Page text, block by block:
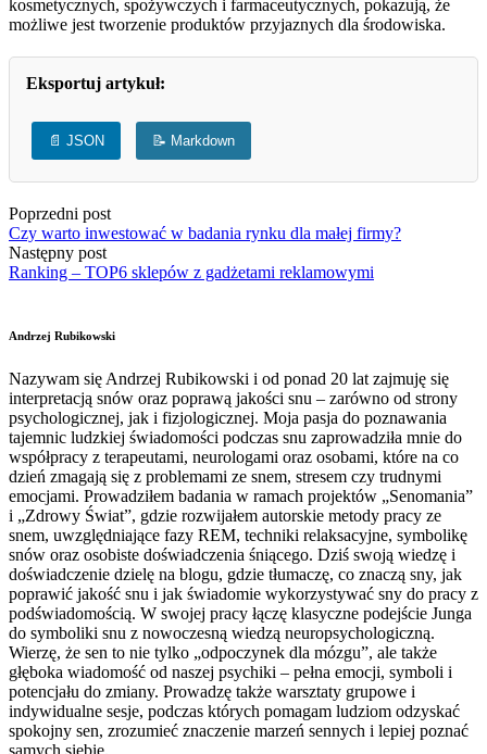
kosmetycznych, spożywczych i farmaceutycznych, pokazują, że
możliwe jest tworzenie produktów przyjaznych dla środowiska.
Eksportuj artykuł:
📄 JSON 📝 Markdown
Poprzedni post
Czy warto inwestować w badania rynku dla małej firmy?
Następny post
Ranking – TOP6 sklepów z gadżetami reklamowymi
Andrzej Rubikowski
Nazywam się Andrzej Rubikowski i od ponad 20 lat zajmuję się
interpretacją snów oraz poprawą jakości snu – zarówno od strony
psychologicznej, jak i fizjologicznej. Moja pasja do poznawania
tajemnic ludzkiej świadomości podczas snu zaprowadziła mnie do
współpracy z terapeutami, neurologami oraz osobami, które na co
dzień zmagają się z problemami ze snem, stresem czy trudnymi
emocjami. Prowadziłem badania w ramach projektów „Senomania”
i „Zdrowy Świat”, gdzie rozwijałem autorskie metody pracy ze
snem, uwzględniające fazy REM, techniki relaksacyjne, symbolikę
snów oraz osobiste doświadczenia śniącego. Dziś swoją wiedzę i
doświadczenie dzielę na blogu, gdzie tłumaczę, co znaczą sny, jak
poprawić jakość snu i jak świadomie wykorzystywać sny do pracy z
podświadomością. W swojej pracy łączę klasyczne podejście Junga
do symboliki snu z nowoczesną wiedzą neuropsychologiczną.
Wierzę, że sen to nie tylko „odpoczynek dla mózgu”, ale także
głęboka wiadomość od naszej psychiki – pełna emocji, symboli i
potencjału do zmiany. Prowadzę także warsztaty grupowe i
indywidualne sesje, podczas których pomagam ludziom odzyskać
spokojny sen, zrozumieć znaczenie marzeń sennych i lepiej poznać